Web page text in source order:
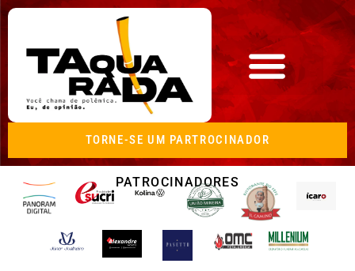
TORNE-SE UM PARTROCINADOR
PATROCINADORES